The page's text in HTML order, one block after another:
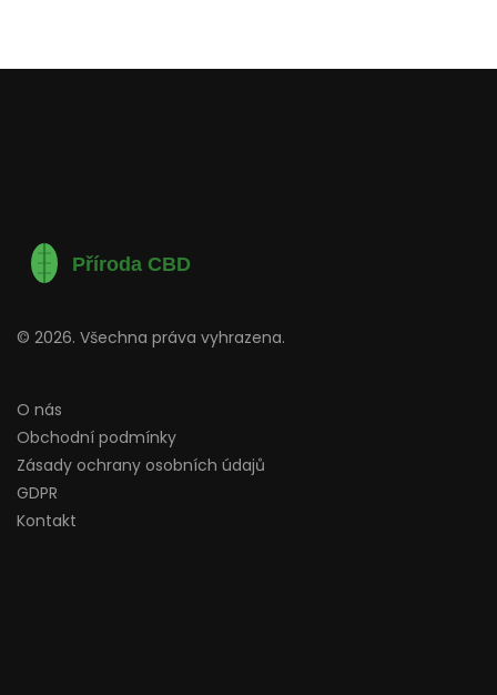
© 2026. Všechna práva vyhrazena.
O nás
Obchodní podmínky
Zásady ochrany osobních údajů
GDPR
Kontakt